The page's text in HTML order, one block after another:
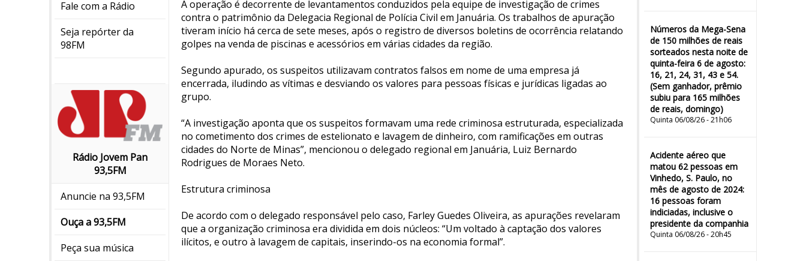
Fale com a Rádio
Seja repórter da
98FM
Rádio Jovem Pan
93,5FM
Anuncie na 93,5FM
Ouça a 93,5FM
Peça sua música
Números da Mega-Sena
de 150 milhões de reais
sorteados nesta noite de
quinta-feira 6 de agosto:
16, 21, 24, 31, 43 e 54.
(Sem ganhador, prêmio
subiu para 165 milhões
de reais, domingo)
Quinta 06/08/26 - 21h06
Acidente aéreo que
matou 62 pessoas em
Vinhedo, S. Paulo, no
mês de agosto de 2024:
16 pessoas foram
indiciadas, inclusive o
presidente da companhia
Quinta 06/08/26 - 20h45
A operação é decorrente de levantamentos conduzidos pela equipe de investigação de crimes
contra o patrimônio da Delegacia Regional de Polícia Civil em Januária. Os trabalhos de apuração
tiveram início há cerca de sete meses, após o registro de diversos boletins de ocorrência relatando
golpes na venda de piscinas e acessórios em várias cidades da região.
Segundo apurado, os suspeitos utilizavam contratos falsos em nome de uma empresa já
encerrada, iludindo as vítimas e desviando os valores para pessoas físicas e jurídicas ligadas ao
grupo.
“A investigação aponta que os suspeitos formavam uma rede criminosa estruturada, especializada
no cometimento dos crimes de estelionato e lavagem de dinheiro, com ramificações em outras
cidades do Norte de Minas”, mencionou o delegado regional em Januária, Luiz Bernardo
Rodrigues de Moraes Neto.
Estrutura criminosa
De acordo com o delegado responsável pelo caso, Farley Guedes Oliveira, as apurações revelaram
que a organização criminosa era dividida em dois núcleos: “Um voltado à captação dos valores
ilícitos, e outro à lavagem de capitais, inserindo-os na economia formal”.